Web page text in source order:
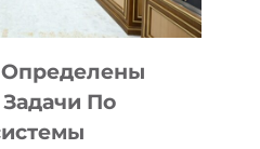
Определены
По